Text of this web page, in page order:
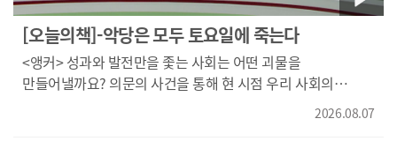
치료합니다. 방귀 자체는 정상적인 생리현상이지만 평소와
다른 변화가 생겼다면 원인을 살펴볼 필요가 있는데요.
식습관과 장, 건강도 함께 확인하는 것이 중요합니다. 치료법은
원인에 따라 두 가지가 있습니다. 첫 번째, 변비가 아니더라도
대장 내에 잔변이 남아 있으면 방귀가 자주 나옵니다. 이때는
[오늘의책]-악당은 모두 토요일에 죽는다
<앵커> 성과와 발전만을 좇는 사회는 어떤 괴물을
만들어낼까요? 의문의 사건을 통해 현 시점 우리 사회의
2026.08.07